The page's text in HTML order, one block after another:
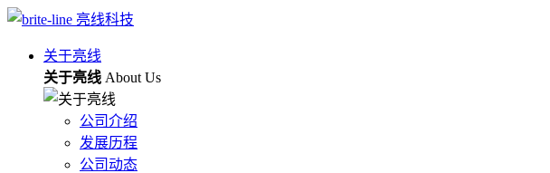
关于亮线
关于亮线 About Us
公司介绍
发展历程
公司动态